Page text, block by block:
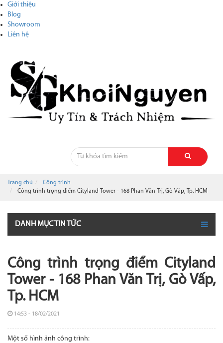
Giới thiệu
Blog
Showroom
Liên hệ
Trang chủ
Công trình
Công trình trọng điểm Cityland Tower - 168 Phan Văn Trị, Gò Vấp, Tp. HCM
DANH MỤC TIN TỨC
Công trình trọng điểm Cityland
Tower - 168 Phan Văn Trị, Gò Vấp,
Tp. HCM
14:53 - 18/02/2021
Một số hình ảnh công trình: